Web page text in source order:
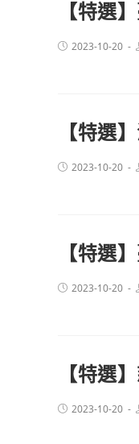
【特選
Post2023-10-20
【特選
Post2023-10-20
【特選
Post2023-10-20
【特選
Post2023-10-20